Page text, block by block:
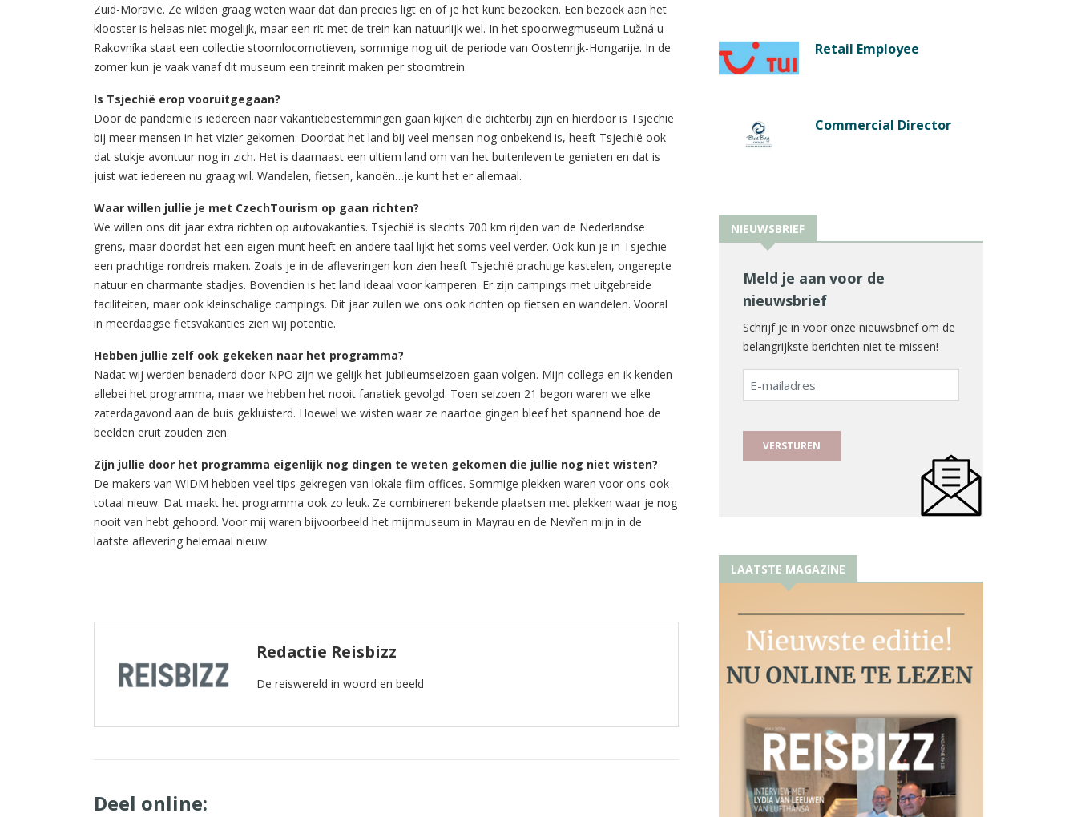
Zuid-Moravië. Ze wilden graag weten waar dat dan precies ligt en of je het kunt bezoeken. Een bezoek aan het
klooster is helaas niet mogelijk, maar een rit met de trein kan natuurlijk wel. In het spoorwegmuseum Lužná u
Rakovníka staat een collectie stoomlocomotieven, sommige nog uit de periode van Oostenrijk-Hongarije. In de
zomer kun je vaak vanaf dit museum een treinrit maken per stoomtrein.
Is Tsjechië erop vooruitgegaan?
Door de pandemie is iedereen naar vakantiebestemmingen gaan kijken die dichterbij zijn en hierdoor is Tsjechië
bij meer mensen in het vizier gekomen. Doordat het land bij veel mensen nog onbekend is, heeft Tsjechië ook
dat stukje avontuur nog in zich. Het is daarnaast een ultiem land om van het buitenleven te genieten en dat is
juist wat iedereen nu graag wil. Wandelen, fietsen, kanoën…je kunt het er allemaal.
Waar willen jullie je met CzechTourism op gaan richten?
We willen ons dit jaar extra richten op autovakanties. Tsjechië is slechts 700 km rijden van de Nederlandse
grens, maar doordat het een eigen munt heeft en andere taal lijkt het soms veel verder. Ook kun je in Tsjechië
een prachtige rondreis maken. Zoals je in de afleveringen kon zien heeft Tsjechië prachtige kastelen, ongerepte
natuur en charmante stadjes. Bovendien is het land ideaal voor kamperen. Er zijn campings met uitgebreide
faciliteiten, maar ook kleinschalige campings. Dit jaar zullen we ons ook richten op fietsen en wandelen. Vooral
in meerdaagse fietsvakanties zien wij potentie.
Hebben jullie zelf ook gekeken naar het programma?
Nadat wij werden benaderd door NPO zijn we gelijk het jubileumseizoen gaan volgen. Mijn collega en ik kenden
allebei het programma, maar we hebben het nooit fanatiek gevolgd. Toen seizoen 21 begon waren we elke
zaterdagavond aan de buis gekluisterd. Hoewel we wisten waar ze naartoe gingen bleef het spannend hoe de
beelden eruit zouden zien.
Zijn jullie door het programma eigenlijk nog dingen te weten gekomen die jullie nog niet wisten?
De makers van WIDM hebben veel tips gekregen van lokale film offices. Sommige plekken waren voor ons ook
totaal nieuw. Dat maakt het programma ook zo leuk. Ze combineren bekende plaatsen met plekken waar je nog
nooit van hebt gehoord. Voor mij waren bijvoorbeeld het mijnmuseum in Mayrau en de Nevřen mijn in de
laatste aflevering helemaal nieuw.
Redactie Reisbizz
De reiswereld in woord en beeld
Deel online:
Retail Employee
Commercial Director
NIEUWSBRIEF
Meld je aan voor de
nieuwsbrief
Schrijf je in voor onze nieuwsbrief om de
belangrijkste berichten niet te missen!
E-
mailadres
LAATSTE MAGAZINE